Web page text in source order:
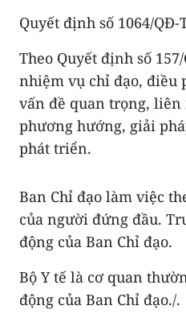
Quyết định số 1064/
Theo Quyết định số
nhiệm vụ chỉ đạo, điều
vấn đề quan trọng, liên
phương hướng, giải
phát triển.
Ban Chỉ đạo làm việc
của người đứng đầu.
động của Ban Chỉ đạo.
Bộ Y tế là cơ quan
động của Ban Chỉ đạo./.